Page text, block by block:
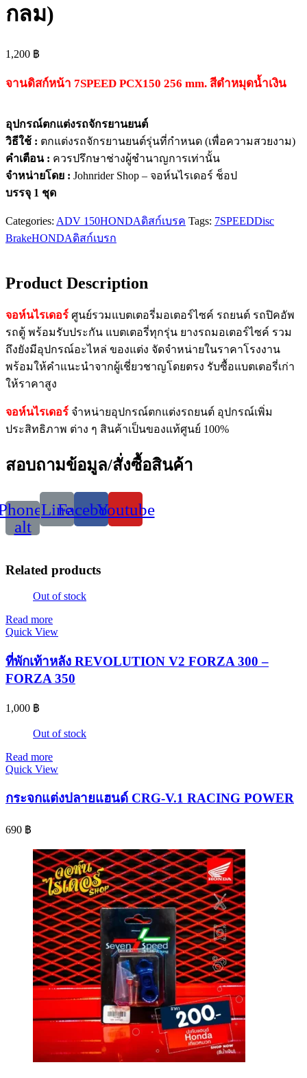
กลม)
1,200 ฿
จานดิสก์หน้า 7SPEED PCX150 256 mm. สีดำหมุดน้ำเงิน
อุปกรณ์ตกแต่งรถจักรยานยนต์
วิธีใช้ : ตกแต่งรถจักรยานยนต์รุ่นที่กำหนด (เพื่อความสวยงาม)
คำเตือน : ควรปรึกษาช่างผู้ชำนาญการเท่านั้น
จำหน่ายโดย : Johnrider Shop – จอห์นไรเดอร์ ช็อป
บรรจุ 1 ชุด
Categories: ADV 150HONDAดิสก์เบรค Tags: 7SPEEDDisc
BrakeHONDAดิสก์เบรก
Product Description
จอห์นไรเดอร์ ศูนย์รวมแบตเตอรี่มอเตอร์ไซค์ รถยนต์ รถปิคอัพ
รถตู้ พร้อมรับประกัน แบตเตอรี่ทุกรุ่น ยางรถมอเตอร์ไซค์ รวม
ถึงยังมีอุปกรณ์อะไหล่ ของแต่ง จัดจำหน่ายในราคาโรงงาน
พร้อมให้คำแนะนำจากผู้เชี่ยวชาญโดยตรง รับซื้อแบตเตอรี่เก่า
ให้ราคาสูง
จอห์นไรเดอร์ จำหน่ายอุปกรณ์ตกแต่งรถยนต์ อุปกรณ์เพิ่ม
ประสิทธิภาพ ต่าง ๆ สินค้าเป็นของแท้ศูนย์ 100%
สอบถามข้อมูล/สั่งซื้อสินค้า
alt
LineFacebookYoutube
Related products
Out of stock
Read more
Quick View
ที่พักเท้าหลัง REVOLUTION V2 FORZA 300 –
FORZA 350
1,000 ฿
Out of stock
Read more
Quick View
กระจกแต่งปลายแฮนด์ CRG-V.1 RACING POWER
690 ฿